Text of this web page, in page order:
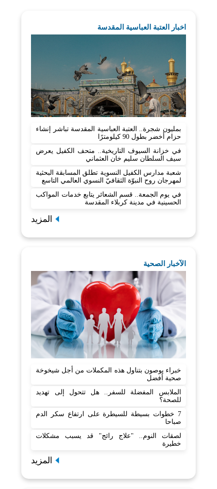
اخبار العتبة العباسية المقدسة
بمليون شجرة.. العتبة العباسية المقدسة تباشر إنشاء
حزام أخضر بطول 90 كيلومترًا
في خزانة السيوف التاريخية.. متحف الكفيل يعرض
سيف السلطان سليم خان العثماني
شعبة مدارس الكفيل النسوية تطلق المسابقة البحثية
لمهرجان روح النبوّة الثقافيّ النسوي العالمي التاسع
في يوم الجمعة.. قسم الشعائر يتابع خدمات المواكب
الحسينية في مدينة كربلاء المقدسة
المزيد
الآخبار الصحية
خبراء يوصون بتناول هذه المكملات من أجل شيخوخة
صحية أفضل
الملابس المفضلة للسفر.. هل تتحول إلى تهديد
للصحة؟
7 خطوات بسيطة للسيطرة على ارتفاع سكر الدم
صباحا
لصقات النوم.. "علاج رائج" قد يسبب مشكلات
خطيرة
المزيد